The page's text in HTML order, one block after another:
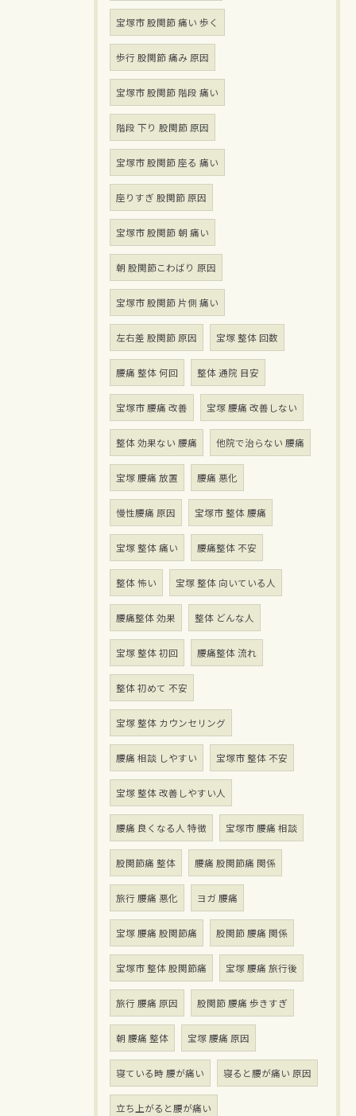
宝塚市 股関節 痛い 歩く
歩行 股関節 痛み 原因
宝塚市 股関節 階段 痛い
階段 下り 股関節 原因
宝塚市 股関節 座る 痛い
座りすぎ 股関節 原因
宝塚市 股関節 朝 痛い
朝 股関節こわばり 原因
宝塚市 股関節 片側 痛い
左右差 股関節 原因 宝塚 整体 回数
腰痛 整体 何回 整体 通院 目安
宝塚市 腰痛 改善 宝塚 腰痛 改善しない
整体 効果ない 腰痛 他院で治らない 腰痛
宝塚 腰痛 放置 腰痛 悪化
慢性腰痛 原因 宝塚市 整体 腰痛
宝塚 整体 痛い 腰痛整体 不安
整体 怖い 宝塚 整体 向いている人
腰痛整体 効果 整体 どんな人
宝塚 整体 初回 腰痛整体 流れ
整体 初めて 不安
宝塚 整体 カウンセリング
腰痛 相談 しやすい 宝塚市 整体 不安
宝塚 整体 改善しやすい人
腰痛 良くなる人 特徴 宝塚市 腰痛 相談
股関節痛 整体 腰痛 股関節痛 関係
旅行 腰痛 悪化 ヨガ 腰痛
宝塚 腰痛 股関節痛 股関節 腰痛 関係
宝塚市 整体 股関節痛 宝塚 腰痛 旅行後
旅行 腰痛 原因 股関節 腰痛 歩きすぎ
朝 腰痛 整体 宝塚 腰痛 原因
寝ている時 腰が痛い 寝ると腰が痛い 原因
立ち上がると腰が痛い